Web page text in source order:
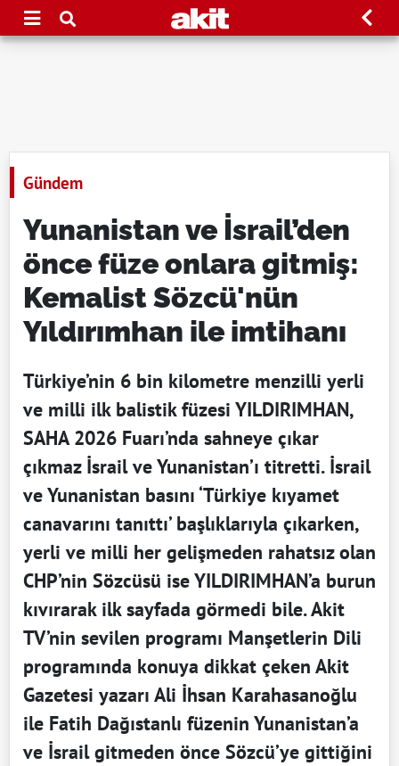
Gündem
Yunanistan ve İsrail’den
önce füze onlara gitmiş:
Kemalist Sözcü'nün
Yıldırımhan ile imtihanı
Türkiye’nin 6 bin kilometre menzilli yerli
ve milli ilk balistik füzesi YILDIRIMHAN,
SAHA 2026 Fuarı’nda sahneye çıkar
çıkmaz İsrail ve Yunanistan’ı titretti. İsrail
ve Yunanistan basını ‘Türkiye kıyamet
canavarını tanıttı’ başlıklarıyla çıkarken,
yerli ve milli her gelişmeden rahatsız olan
CHP’nin Sözcüsü ise YILDIRIMHAN’a burun
kıvırarak ilk sayfada görmedi bile. Akit
TV’nin sevilen programı Manşetlerin Dili
programında konuya dikkat çeken Akit
Gazetesi yazarı Ali İhsan Karahasanoğlu
ile Fatih Dağıstanlı füzenin Yunanistan’a
ve İsrail gitmeden önce Sözcü’ye gittiğini